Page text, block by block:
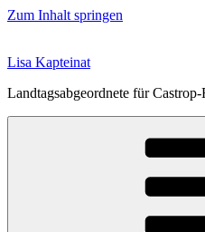
Zum Inhalt springen
Lisa Kapteinat
Landtagsabgeordnete für